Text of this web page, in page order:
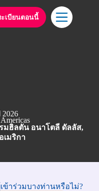
เบียนตอนนี้
รมฮิลตัน อนาโตลี ดัลลัส,
เมริกา
ข้าร่วมบางท่านหรือไม่?